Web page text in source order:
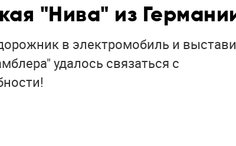
"Нива" из
в электромобиль и
удалось связаться с